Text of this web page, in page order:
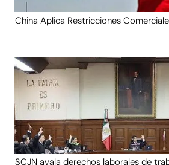
China Aplica Restricciones
SCJN avala derechos laborales de